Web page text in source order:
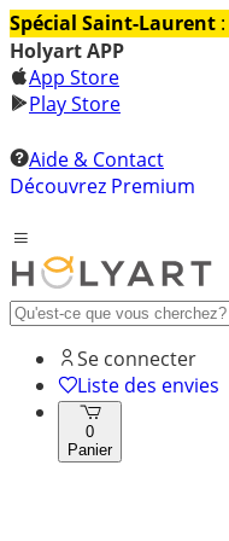
Spécial Saint-Laurent :
Holyart APP
App Store
Play Store
Aide & Contact
Découvrez Premium
Se connecter
Liste des envies
0
Panier